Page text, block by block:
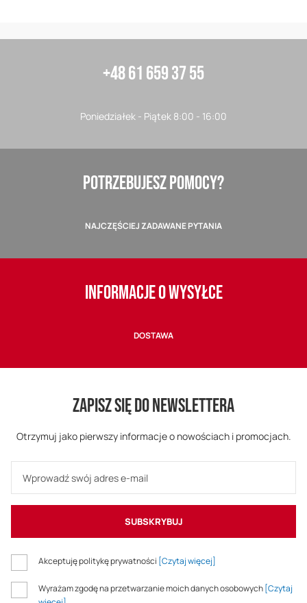
+48 61 659 37 55
Poniedziałek - Piątek 8:00 - 16:00
POTRZEBUJESZ POMOCY?
NAJCZĘŚCIEJ ZADAWANE PYTANIA
INFORMACJE O WYSYŁCE
DOSTAWA
ZAPISZ SIĘ DO NEWSLETTERA
Otrzymuj jako pierwszy informacje o nowościach i promocjach.
SUBSKRYBUJ
Akceptuję politykę prywatności [Czytaj więcej]
Wyrażam zgodę na przetwarzanie moich danych osobowych[Czytaj